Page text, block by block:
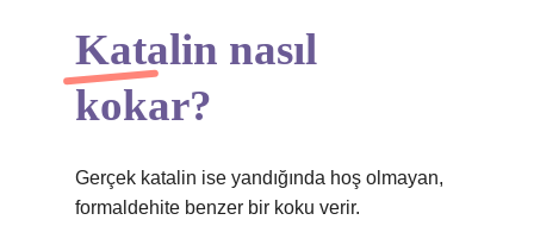
Katalin nasıl
kokar?
Gerçek katalin ise yandığında hoş olmayan,
formaldehite benzer bir koku verir.